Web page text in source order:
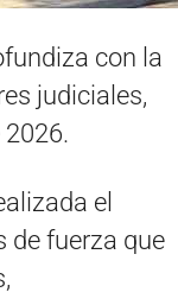
con la
judiciales,
el
de fuerza que